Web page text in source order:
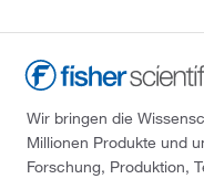
Wir bringen die
Millionen Produkte und
Forschung, Produktion,